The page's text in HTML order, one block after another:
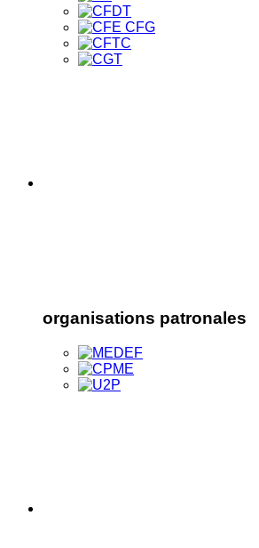
organisations patronales